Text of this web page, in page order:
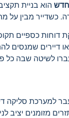
הוא בניית
כשדייר מבין
דוחות כספיים
דיירים שמנסים
לשיטה שבה כל
למערכת סליקה
מזומנים יציב